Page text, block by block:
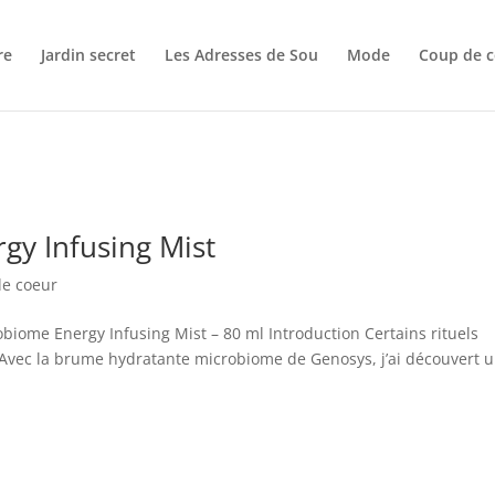
Jardin secret Les Adresses de Sou Mode Coup de
Infusing Mist
coeur
Energy Infusing Mist – 80 ml Introduction Certains rituels
la brume hydratante microbiome de Genosys, j’ai découvert